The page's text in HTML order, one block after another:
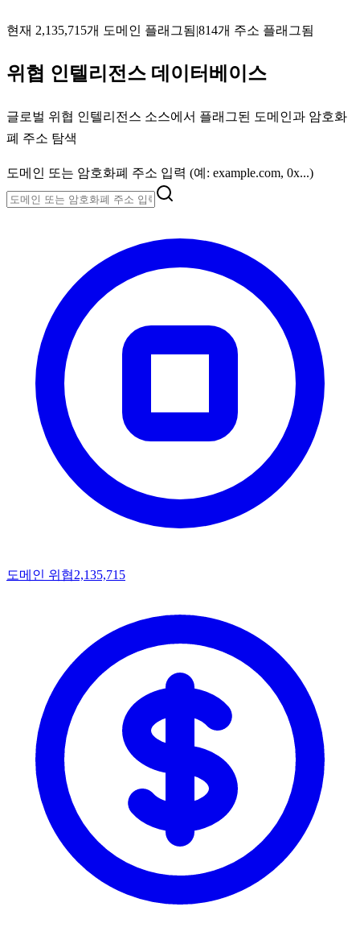
현재 2,135,715개 도메인 플래그됨|814개 주소 플래그됨
위협 인텔리전스 데이터베이스
글로벌 위협 인텔리전스 소스에서 플래그된 도메인과 암호화
폐 주소 탐색
도메인 또는 암호화폐 주소 입력 (예: example.com, 0x...)
도메인 위협2,135,715